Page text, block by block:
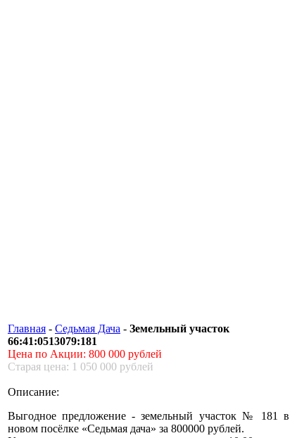
Главная - Седьмая Дача - Земельный участок
66:41:0513079:181
Цена по Акции: 800 000 рублей
Старая цена: 1 050 000 рублей
Описание:
Выгодное предложение - земельный участок № 181 в
новом посёлке «Седьмая дача» за 800000 рублей.